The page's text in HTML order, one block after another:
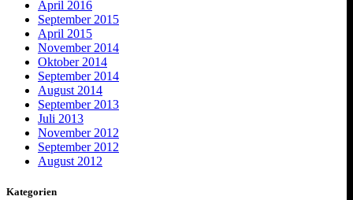
April 2016
September 2015
April 2015
November 2014
Oktober 2014
September 2014
August 2014
September 2013
Juli 2013
November 2012
September 2012
August 2012
Kategorien